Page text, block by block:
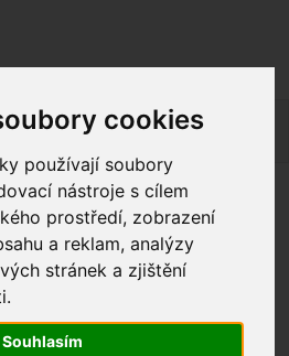
cookies
používají soubory
nástroje s cílem
prostředí, zobrazení
a reklam, analýzy
stránek a zjištění
Souhlasím
je Náš internetový obchod v
on-line nyní nelze vyřídit.